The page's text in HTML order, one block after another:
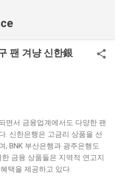
팬 겨냥 신한銀
면서 금융업계에서도 다양한 팬
. 신한은행은 고금리 상품을 선
, BNK 부산은행과 광주은행도
금융 상품들은 지역적 연고지
택을 제공하고 있다.